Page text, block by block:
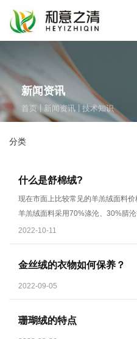
新闻资讯
首页 新闻资讯 技术知识
分类
什么是舒棉绒?
现在市面上比较常见的羊羔绒面料
羊羔绒面料采用70%涤沦、30%腈
多
2022-10-11
金丝绒的衣物如何保养？
2022-09-05
珊瑚绒的特点